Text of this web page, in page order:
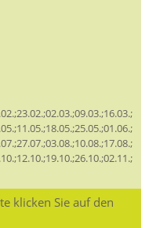
klicken Sie auf den